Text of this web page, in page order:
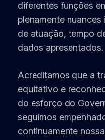
diferentes funções
plenamente
de atuação, tempo
dados apresentados.
Acreditamos que a
equitativo e
do esforço do
seguimos
continuamente